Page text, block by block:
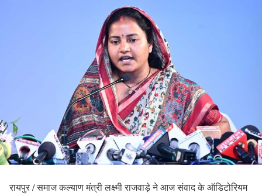
रायपुर / समाज कल्याण मंत्री लक्ष्मी राजवाड़े ने आज संवाद के ऑडिटोरियम